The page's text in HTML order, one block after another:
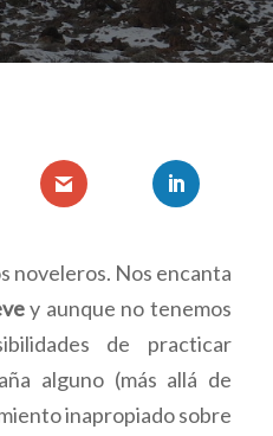
noveleros. Nos encanta
y aunque no tenemos
de practicar
alguno (más allá de
inapropiado sobre